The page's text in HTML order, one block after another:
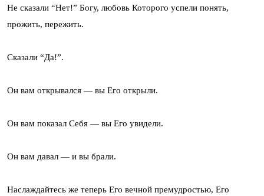
Не сказали “Нет!” Богу, любовь Которого успели понять,
прожить, пережить.
Сказали “Да!”.
Он вам открывался — вы Его открыли.
Он вам показал Себя — вы Его увидели.
Он вам давал — и вы брали.
Наслаждайтесь же теперь Его вечной премудростью, Его